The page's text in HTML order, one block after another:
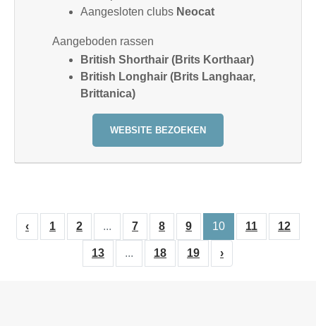
Aangesloten clubs Neocat
Aangeboden rassen
British Shorthair (Brits Korthaar)
British Longhair (Brits Langhaar,
Brittanica)
WEBSITE BEZOEKEN
‹ 1 2 ... 7 8 9 10 11 12
13 ... 18 19 ›